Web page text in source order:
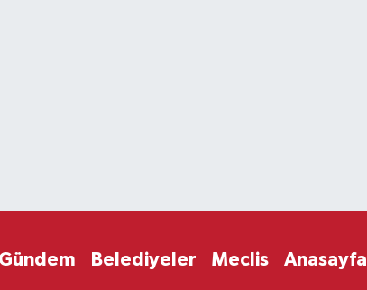
Gündem Belediyeler Meclis Anasayfa